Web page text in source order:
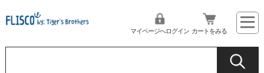
マイページへログイン カートをみる